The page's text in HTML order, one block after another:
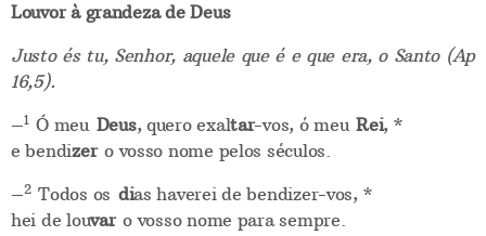
Louvor à grandeza de Deus
Justo és tu, Senhor, aquele que é e que era, o Santo (Ap
16,5).
–1Ó meu Deus, quero exaltar-vos, ó meuRei, *
e bendizero vosso nome pelos séculos.
–2Todos os dias haverei de bendizer-vos, *
hei de louvaro vosso nome para sempre.